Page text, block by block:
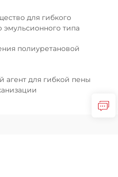
для гибкого
эмульсионного типа
полиуретановой
для гибкой пены